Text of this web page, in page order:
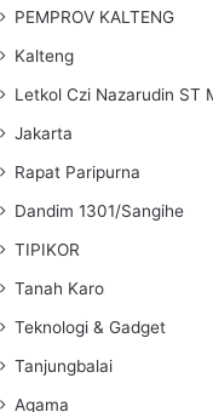
PEMPROV KALTENG
Kalteng
Letkol Czi Nazarudin ST
Jakarta
Rapat Paripurna
Dandim 1301/Sangihe
TIPIKOR
Tanah Karo
Teknologi & Gadget
Tanjungbalai
Agama